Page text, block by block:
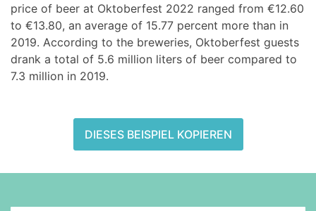
price of beer at Oktoberfest 2022 ranged from €12.60
to €13.80, an average of 15.77 percent more than in
2019. According to the breweries, Oktoberfest guests
drank a total of 5.6 million liters of beer compared to
7.3 million in 2019.
DIESES BEISPIEL KOPIEREN